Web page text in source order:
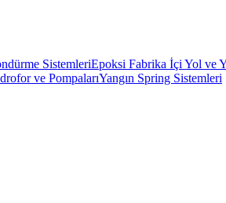
SistemleriEpoksi Fabrika İçi Yol ve
ve PompalarıYangın Spring Sistemleri